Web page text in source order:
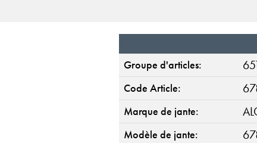
Groupe d'articles:
Code Article:
Marque de jante:
Modèle de jante: